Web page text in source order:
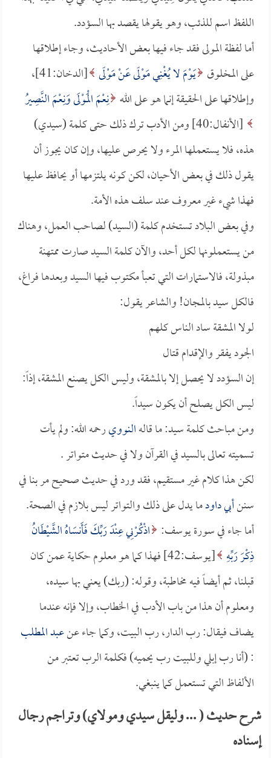
اللفظ اسم للذئب، وهو يقولها يقصد بها السؤدد.
أما لفظة المولى فقد جاء فيها بعض الأحاديث، وجاء إطلاقها
على المخلوق يَوْمَ لا يُغْنِي مَوْلًى عَنْ مَوْلًى
[الدخان:41]،
وإطلاقها على الحقيقة إنما هو على الله نِعْمَ الْمَوْلَى وَنِعْمَ النَّصِيرُ
[الأنفال:40] ومن الأدب ترك ذلك حتى كلمة (سيدي)
هذه، فلا يستعملها المرء ولا يحرص عليها، وإن كان يجوز أن
يقول ذلك في بعض الأحيان، لكن كونه يلتزمها أو يحافظ عليها
فهذا شيء غير معروف عند سلف هذه الأمة.
وفي بعض البلاد تستخدم كلمة (السيد) لصاحب العمل، وهناك
من يستعملونها لكل أحد، والآن كلمة السيد صارت ممتهنة
مبذولة، فالاستمارات التي تعبأ مكتوب فيها السيد وبعدها فراغ،
فالكل سيد بالمجان! والشاعر يقول:
لولا المشقة ساد الناس كلهم
الجود يفقر والإقدام قتال
إن السؤدد لا يحصل إلا بالمشقة، وليس الكل يصنع المشقة، إذاً:
ليس الكل يصلح أن يكون سيداً.
ومن مباحث كلمة سيد: ما قالهالنوويرحمه الله: ولم يأت
تسميته تعالى بالسيد في القرآن ولا في حديث متواتر .
لكن هذا كلام غير مستقيم، فقد ورد في حديث صحيح مر بنا في
سننأبي داودما يدل على ذلك والتواتر ليس بلازم في الصحة.
أما جاء في سورة يوسف: اذْكُرْنِي عِنْدَ رَبِّكَ فَأَنسَاهُ الشَّيْطَانُ
ذِكْرَ رَبِّهِ
[يوسف:42] فهذا كما هو معلوم حكاية عمن كان
قبلنا، ثم أيضاً فيه مخاطبة، وقوله: (ربك) يعني بها سيده،
ومعلوم أن هذا من باب الأدب في الخطاب، وإلا فإنه عندما
يضاف فيقال: رب الدار، رب البيت، وكما جاء عنعبد المطلب
: (أنا رب إبلي وللبيت رب يحميه) فكلمة الرب تعتبر من
الألفاظ التي تستعمل كما ينبغي.
شرح حديث ( ... وليقل سيدي ومولاي) وتراجم رجال
إسناده